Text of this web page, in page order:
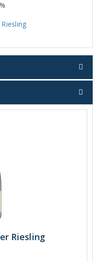
Riesling